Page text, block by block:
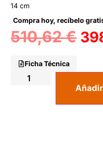
14 cm
Compra hoy, recíbelo
510,62€
Ficha Técnica